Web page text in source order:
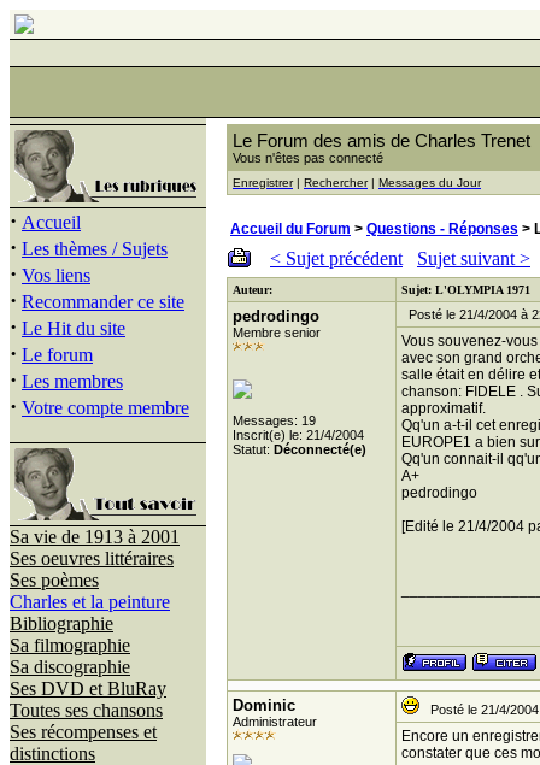
· Accueil
· Les thèmes / Sujets
· Vos liens
· Recommander ce site
· Le Hit du site
· Le forum
· Les membres
· Votre compte membre
Sa vie de 1913 à 2001
Ses oeuvres littéraires
Ses poèmes
Charles et la peinture
Bibliographie
Sa filmographie
Sa discographie
Ses DVD et BluRay
Toutes ses chansons
Ses récompenses et
distinctions
Le Forum des amis de Charles Trenet
Vous n'êtes pas connecté
Enregistrer| Rechercher| Messages du Jour
Accueil du Forum > Questions - Réponses >
< Sujet précédent Sujet suivant >
Auteur: Sujet: L'OLYMPIA 1971
pedrodingo
Membre senior
Messages: 19
Inscrit(e) le: 21/4/2004
Statut: Déconnecté(e)
Posté le 21/4/2004 à
Vous souvenez-
avec son grand
salle était en délire
chanson: FIDELE .
approximatif.
Qq'un a-t-il cet
EUROPE1 a bien
Qq'un connait-il
A+
pedrodingo
[Edité le 21/4/2004
Dominic
Administrateur
Posté le 21/4/
Encore un
constater que ces